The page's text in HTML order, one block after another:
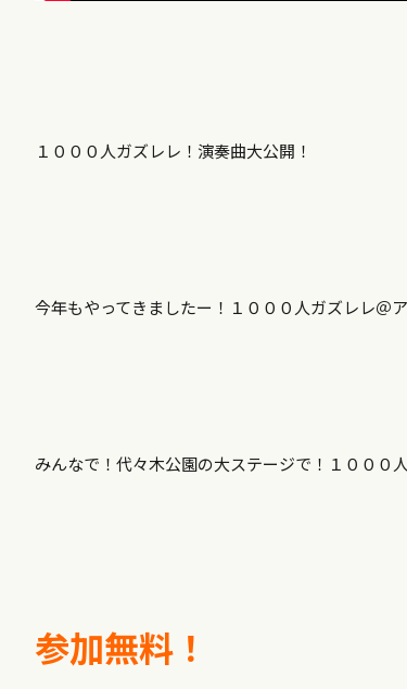
１０００人ガズレレ！演奏曲大公開！
今年もやってきましたー！１０００人ガズレレ＠
みんなで！代々木公園の大ステージで！１０００
参加無料！